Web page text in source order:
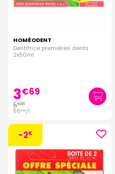
HOMÉODENT
Dentifrice premières dents
2x50ml
3€69
5€69
56€90/l.
-2€